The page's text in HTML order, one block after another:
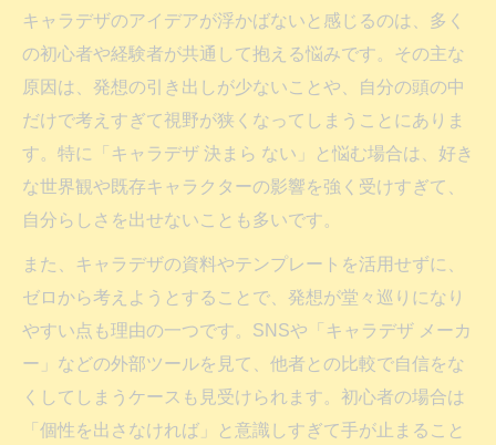
キャラデザのアイデアが浮かばないと感じるのは、多く
の初心者や経験者が共通して抱える悩みです。その主な
原因は、発想の引き出しが少ないことや、自分の頭の中
だけで考えすぎて視野が狭くなってしまうことにありま
す。特に「キャラデザ 決まら ない」と悩む場合は、好き
な世界観や既存キャラクターの影響を強く受けすぎて、
自分らしさを出せないことも多いです。
また、キャラデザの資料やテンプレートを活用せずに、
ゼロから考えようとすることで、発想が堂々巡りになり
やすい点も理由の一つです。SNSや「キャラデザ メーカ
ー」などの外部ツールを見て、他者との比較で自信をな
くしてしまうケースも見受けられます。初心者の場合は
「個性を出さなければ」と意識しすぎて手が止まること